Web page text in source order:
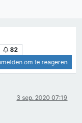
82
om te reageren
3 sep. 2020 07:19